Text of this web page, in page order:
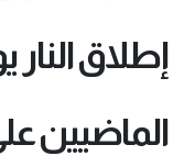
إطلاق
الماضيين